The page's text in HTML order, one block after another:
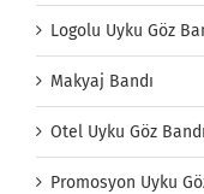
Logolu Uyku Göz
Makyaj Bandı
Otel Uyku Göz Bandı
Promosyon Uyku